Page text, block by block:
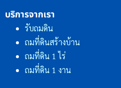
บริการจากเรา
รับถมดิน
ถมที่ดินสร้างบ้าน
ถมที่ดิน 1 ไร่
ถมที่ดิน 1 งาน